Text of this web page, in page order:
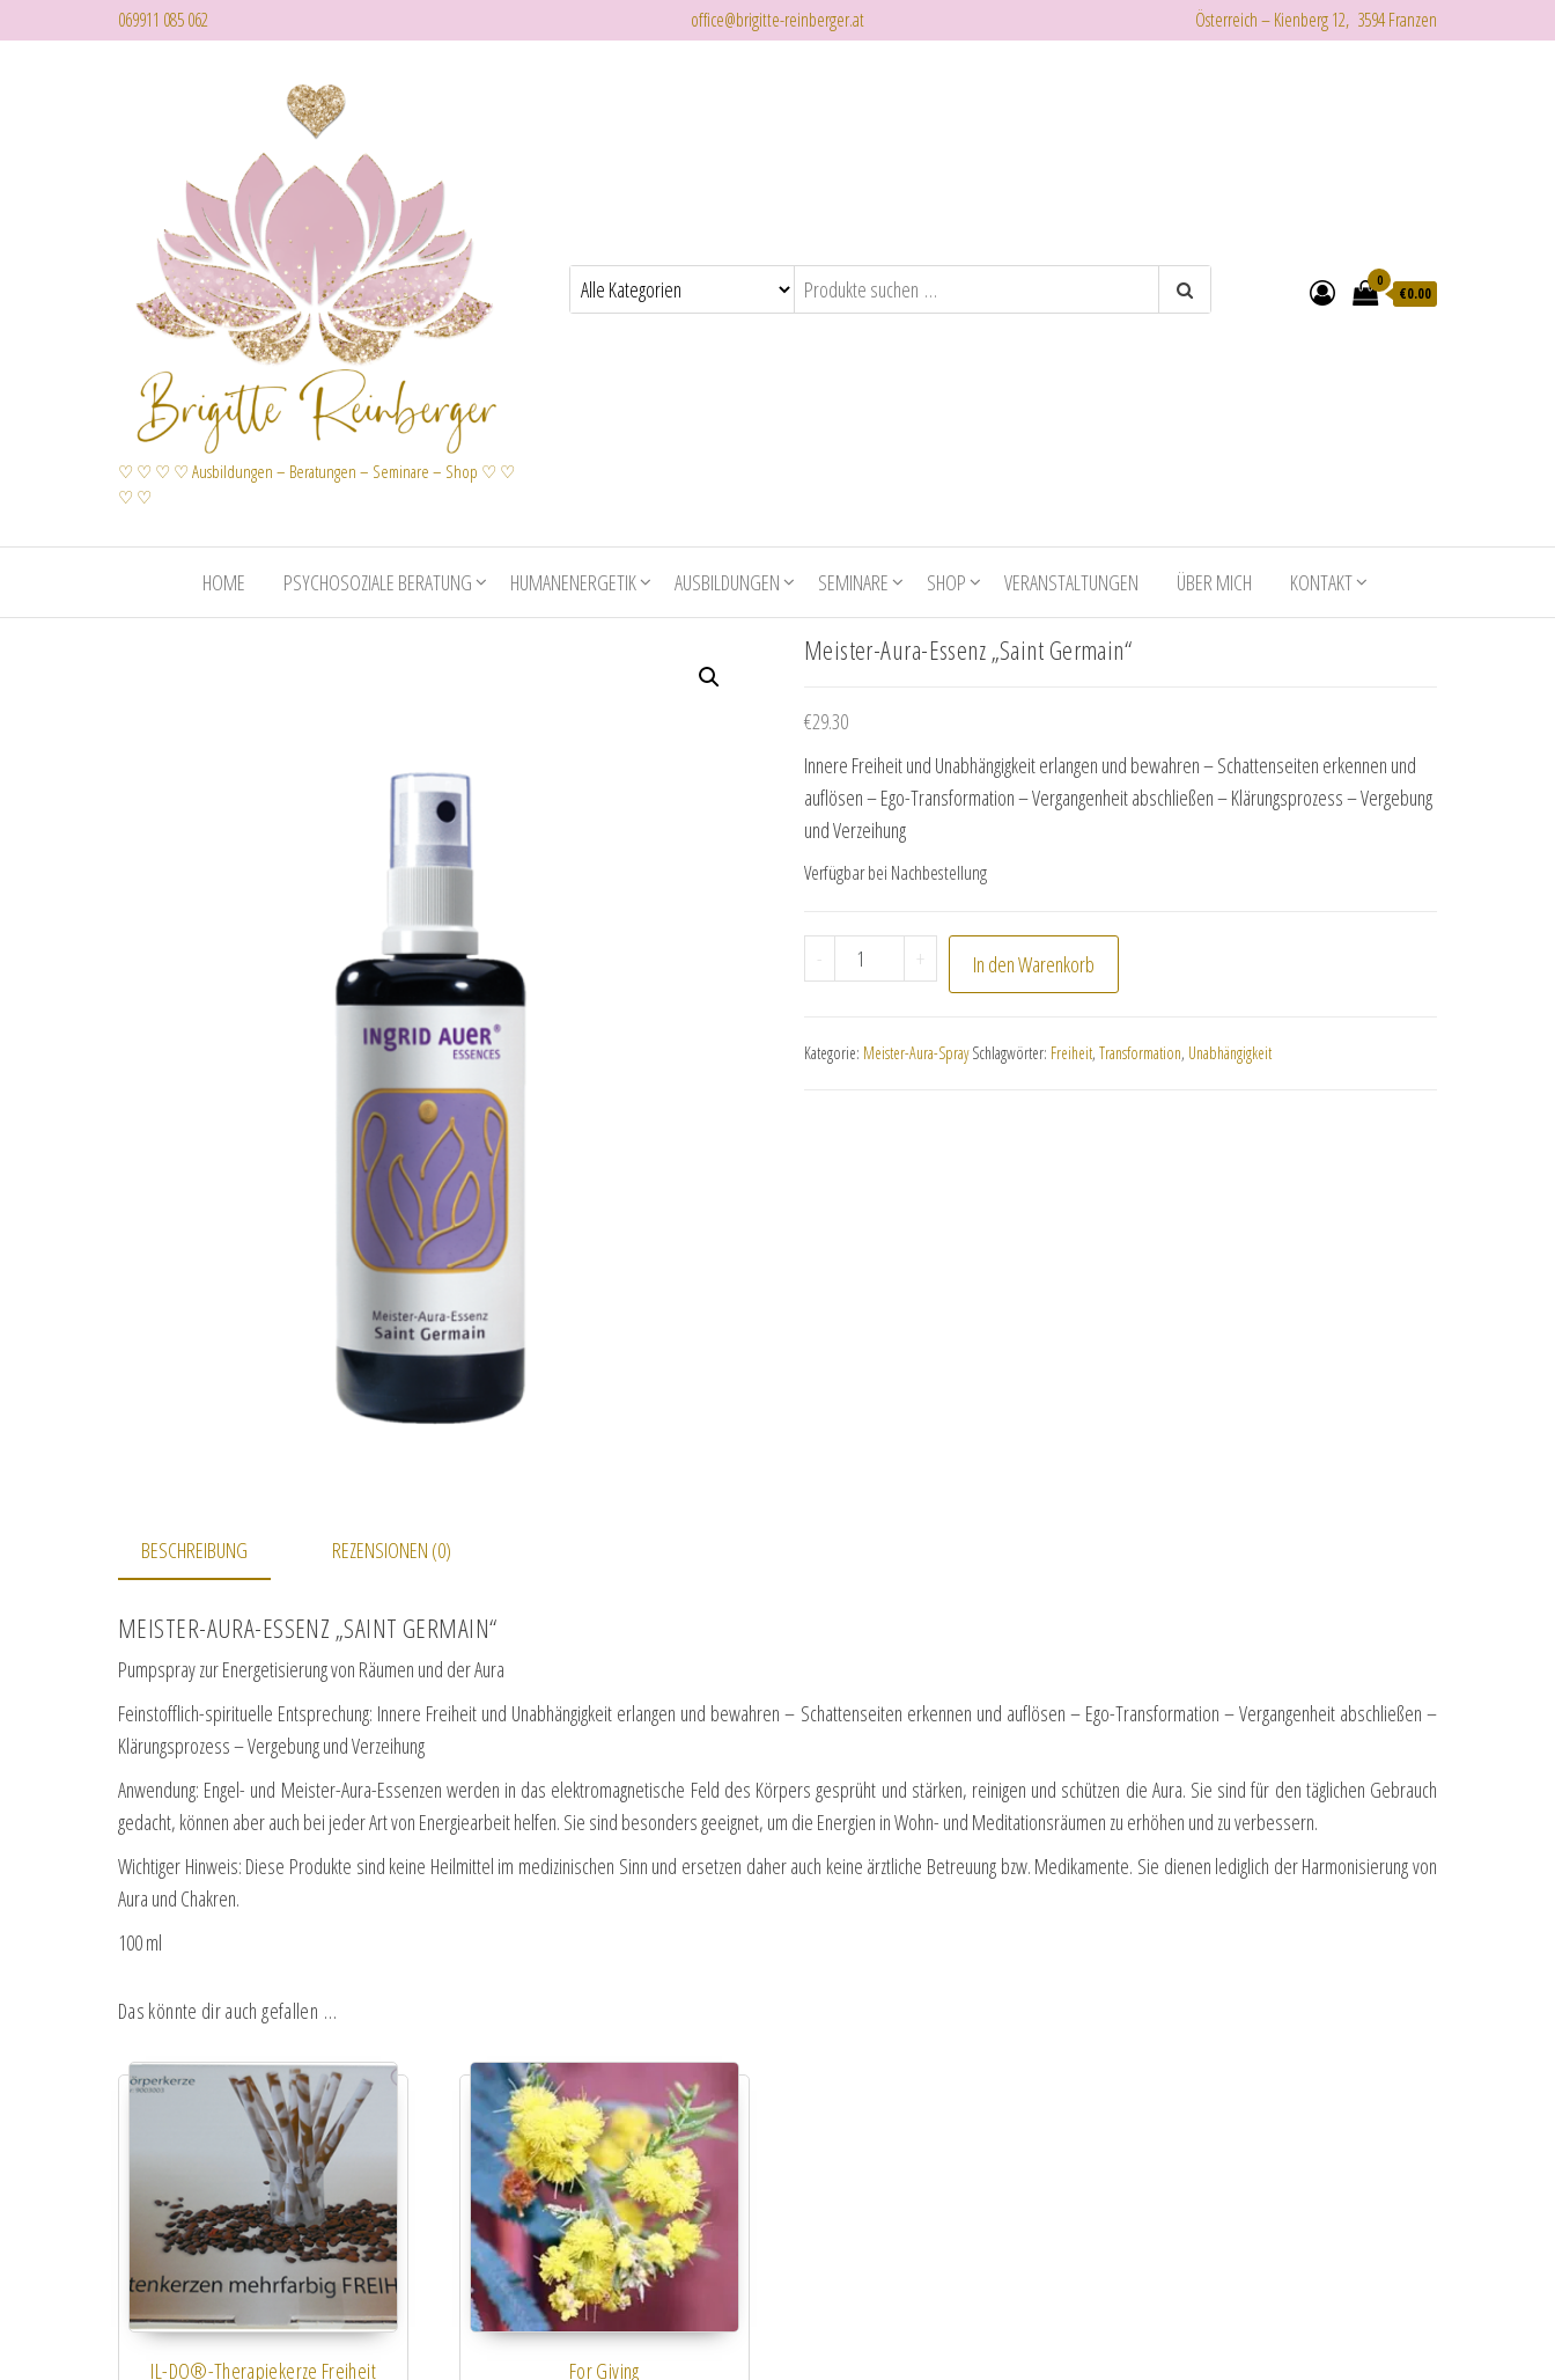
069911 085 062 office@brigitte-reinberger.at Österreich – Kienberg 12, 3594 Franzen
♡ ♡ ♡ ♡ Ausbildungen – Beratungen – Seminare – Shop ♡ ♡
♡ ♡
0
€0.00
HOME PSYCHOSOZIALE BERATUNG HUMANENERGETIK AUSBILDUNGEN SEMINARE SHOP VERANSTALTUNGEN ÜBER MICH KONTAKT
Meister-Aura-Essenz „Saint Germain“
€29.30
Innere Freiheit und Unabhängigkeit erlangen und bewahren – Schattenseiten erkennen und
auflösen – Ego-Transformation – Vergangenheit abschließen – Klärungsprozess – Vergebung
und Verzeihung
Verfügbar bei Nachbestellung
- Meister-Aura-Essenz "Saint Germain" Menge
+ In den Warenkorb
Kategorie: Meister-Aura-Spray Schlagwörter: Freiheit, Transformation, Unabhängigkeit
BESCHREIBUNG REZENSIONEN (0)
MEISTER-AURA-ESSENZ „SAINT GERMAIN“
Pumpspray zur Energetisierung von Räumen und der Aura
Feinstofflich-spirituelle Entsprechung: Innere Freiheit und Unabhängigkeit erlangen und bewahren – Schattenseiten erkennen und auflösen – Ego-Transformation – Vergangenheit abschließen –
Klärungsprozess – Vergebung und Verzeihung
Anwendung: Engel- und Meister-Aura-Essenzen werden in das elektromagnetische Feld des Körpers gesprüht und stärken, reinigen und schützen die Aura. Sie sind für den täglichen Gebrauch
gedacht, können aber auch bei jeder Art von Energiearbeit helfen. Sie sind besonders geeignet, um die Energien in Wohn- und Meditationsräumen zu erhöhen und zu verbessern.
Wichtiger Hinweis: Diese Produkte sind keine Heilmittel im medizinischen Sinn und ersetzen daher auch keine ärztliche Betreuung bzw. Medikamente. Sie dienen lediglich der Harmonisierung von
Aura und Chakren.
100 ml
Das könnte dir auch gefallen …
IL-DO®-Therapiekerze Freiheit For Giving